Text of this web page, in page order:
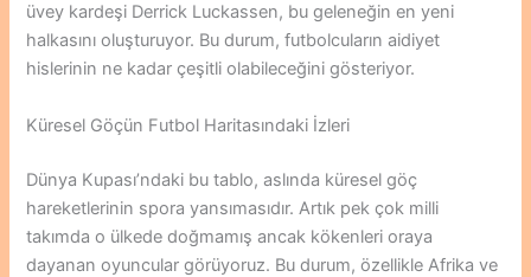
üvey kardeşi Derrick Luckassen, bu geleneğin en yeni
halkasını oluşturuyor. Bu durum, futbolcuların aidiyet
hislerinin ne kadar çeşitli olabileceğini gösteriyor.
Küresel Göçün Futbol Haritasındaki İzleri
Dünya Kupası’ndaki bu tablo, aslında küresel göç
hareketlerinin spora yansımasıdır. Artık pek çok milli
takımda o ülkede doğmamış ancak kökenleri oraya
dayanan oyuncular görüyoruz. Bu durum, özellikle Afrika ve